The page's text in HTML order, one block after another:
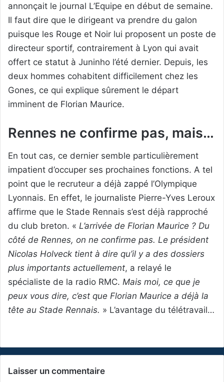
annonçait le journal L’Equipe en début de semaine.
Il faut dire que le dirigeant va prendre du galon
puisque les Rouge et Noir lui proposent un poste de
directeur sportif, contrairement à Lyon qui avait
offert ce statut à Juninho l’été dernier. Depuis, les
deux hommes cohabitent difficilement chez les
Gones, ce qui explique sûrement le départ
imminent de Florian Maurice.
Rennes ne confirme pas, mais…
En tout cas, ce dernier semble particulièrement
impatient d’occuper ses prochaines fonctions. A tel
point que le recruteur a déjà zappé l’Olympique
Lyonnais. En effet, le journaliste Pierre-Yves Leroux
affirme que le Stade Rennais s’est déjà rapproché
du club breton. « L’arrivée de Florian Maurice ? Du
côté de Rennes, on ne confirme pas. Le président
Nicolas Holveck tient à dire qu’il y a des dossiers
plus importants actuellement, a relayé le
spécialiste de la radio RMC. Mais moi, ce que je
peux vous dire, c’est que Florian Maurice a déjà la
tête au Stade Rennais. » L’avantage du télétravail…
Laisser un commentaire